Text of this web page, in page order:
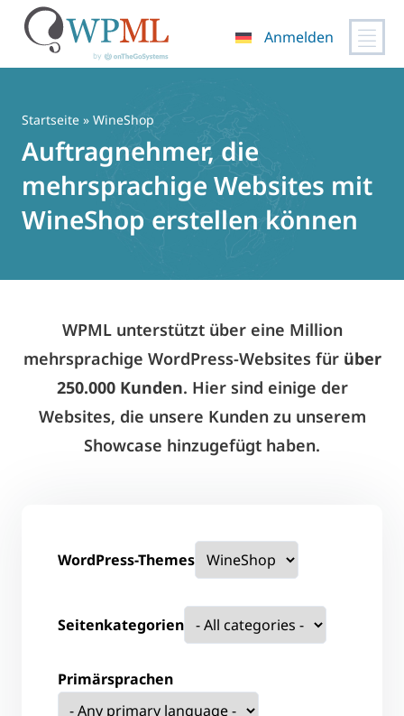
springen
Anmelden
Startseite » WineShop
Auftragnehmer, die
mehrsprachige Websites mit
WineShop erstellen können
WPML unterstützt über eine Million
mehrsprachige WordPress-Websites für über
250.000 Kunden. Hier sind einige der
Websites, die unsere Kunden zu unserem
Showcase hinzugefügt haben.
WordPress-Themes
Seitenkategorien
Primärsprachen